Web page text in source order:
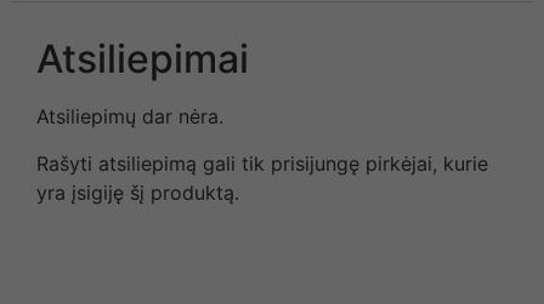
Atsiliepimai
Atsiliepimų dar nėra.
Rašyti atsiliepimą gali tik prisijungę pirkėjai, kurie
yra įsigiję šį produktą.